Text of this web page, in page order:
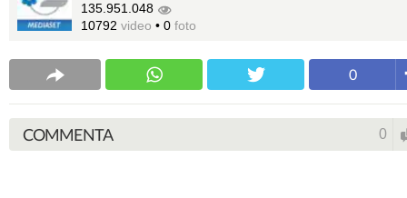
135.951.048
10792 video • 0 foto
0
COMMENTA 0